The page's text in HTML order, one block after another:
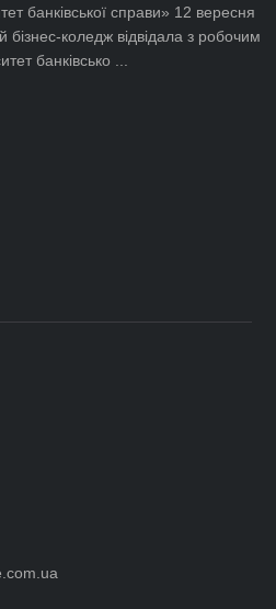
банківської справи» 12 вересня
коледж відвідала з робочим
банківсько ...